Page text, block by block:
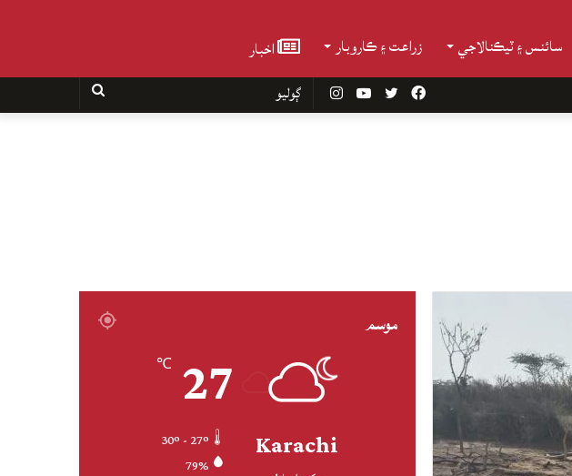
سائنس ۽ ٽيڪنالاجي زراعت ۽ ڪاروبار اخبار
InstagramYouTube Twitter
Facebook
موسم
Karachi
27
℃
79%